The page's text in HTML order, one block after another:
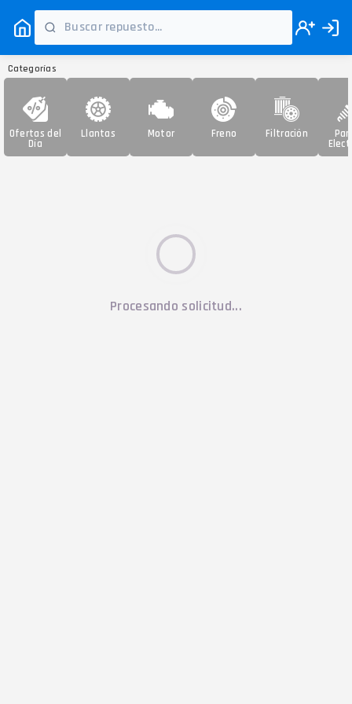
Categorías
Ofertas del
Día
Llantas Motor Freno Filtración
Procesando solicitud...